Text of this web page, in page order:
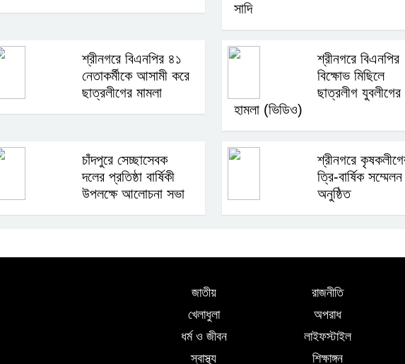
সাদি
শ্রীনগরে বিএনপির ৪১
নেতাকর্মীকে আসামী করে
ছাত্রলীগের মামলা
শ্রীনগরে বিএনপির
বিক্ষোভ মিছিলে
ছাত্রলীগ যুবলীগের
হামলা (ভিডিও)
চাঁদপুরে সেচ্ছাসেবক
দলের প্রতিষ্ঠা বার্ষিকী
উপলক্ষে আলোচনা সভা
শ্রীনগরে
ত্রি-বার্ষিক সম্মেলন
অনুষ্ঠিত
জাতীয় রাজনীতি
খেলাধুলা
অপরাধ
ধর্ম ও জীবন
লাইফস্টাইল
স্বাস্থ্য
শিক্ষাঙ্গন